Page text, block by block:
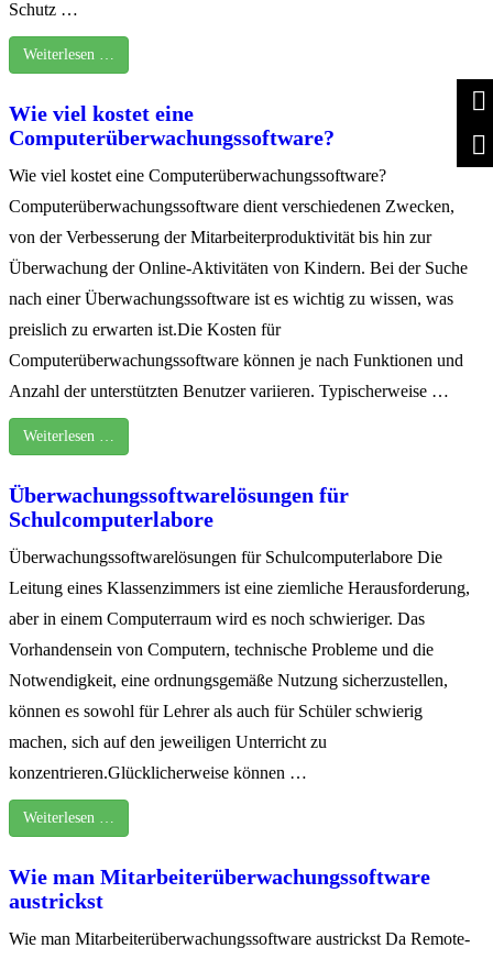
Schutz …
Weiterlesen …
Wie viel kostet eine
Computerüberwachungssoftware?
Wie viel kostet eine Computerüberwachungssoftware?
Computerüberwachungssoftware dient verschiedenen Zwecken,
von der Verbesserung der Mitarbeiterproduktivität bis hin zur
Überwachung der Online-Aktivitäten von Kindern. Bei der Suche
nach einer Überwachungssoftware ist es wichtig zu wissen, was
preislich zu erwarten ist.Die Kosten für
Computerüberwachungssoftware können je nach Funktionen und
Anzahl der unterstützten Benutzer variieren. Typischerweise …
Weiterlesen …
Überwachungssoftwarelösungen für
Schulcomputerlabore
Überwachungssoftwarelösungen für Schulcomputerlabore Die
Leitung eines Klassenzimmers ist eine ziemliche Herausforderung,
aber in einem Computerraum wird es noch schwieriger. Das
Vorhandensein von Computern, technische Probleme und die
Notwendigkeit, eine ordnungsgemäße Nutzung sicherzustellen,
können es sowohl für Lehrer als auch für Schüler schwierig
machen, sich auf den jeweiligen Unterricht zu
konzentrieren.Glücklicherweise können …
Weiterlesen …
Wie man Mitarbeiterüberwachungssoftware
austrickst
Wie man Mitarbeiterüberwachungssoftware austrickst Da Remote-